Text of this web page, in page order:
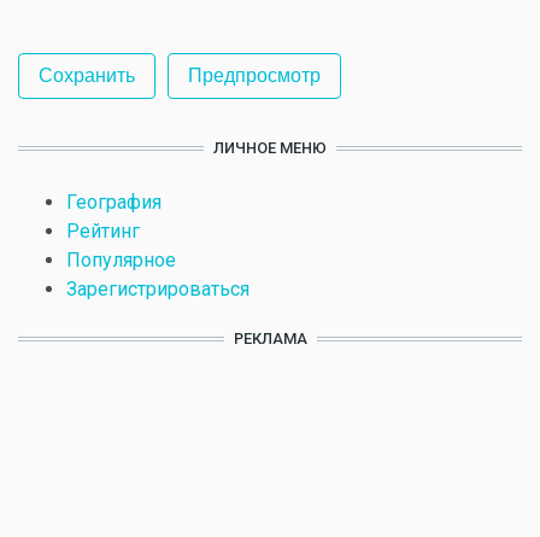
ЛИЧНОЕ МЕНЮ
География
Рейтинг
Популярное
Зарегистрироваться
РЕКЛАМА